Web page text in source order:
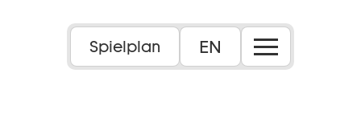
Spielplan EN